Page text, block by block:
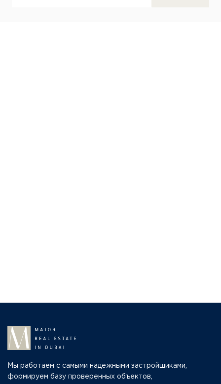
Мы работаем с самыми надежными застройщиками,
формируем базу проверенных объектов,